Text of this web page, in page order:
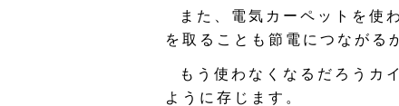
また、電気カーペットを使
を取ることも節電につながる
もう使わなくなるだろうカ
ように存じます。